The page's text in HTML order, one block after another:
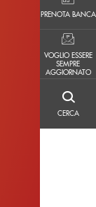
PRENOTA BANCA
VOGLIO ESSERE
SEMPRE
AGGIORNATO
CERCA